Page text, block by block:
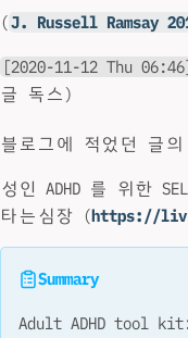
(J. Russell Ramsay
[2020-11-12 Thu 06:46]
글 독스)
블로그에 적었던 글
성인 ADHD 를 위한
타는심장 (https://
Summary
Adult ADHD tool